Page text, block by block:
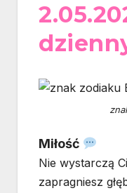
Miłość
Nie wystarczą
zapragniesz